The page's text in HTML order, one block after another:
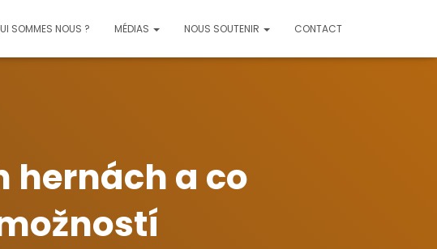
SOMMES NOUS ? MÉDIAS NOUS SOUTENIR CONTACT
hernách a co